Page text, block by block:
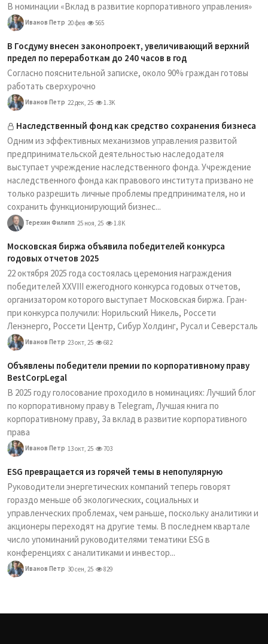
В номинации «Вклад в развитие корпоративного управления»
Иванов Петр 20 фев 565
В Госдуму внесен законопроект, увеличивающий верхний
предел по переработкам до 240 часов в год
Согласно пояснительной записке, около 90% граждан готовы
работать сверхурочно
Иванов Петр 22 дек, 25 1.3K
Наследственный фонд как средство сохранения бизнеса
Одним из эффективных механизмов управления развитой
предпринимательской деятельностью наследодателя
выступает учреждение наследственного фонда. Учреждение
наследственного фонда как правового института призвано не
только разрешить личные проблемы предпринимателя, но и
сохранить функционирующий бизнес...
Терехин Филипп 25 ноя, 25 1.8K
Московская биржа объявила победителей конкурса
годовых отчетов 2025
22 октября 2025 года состоялась церемония награждения
победителей XXVIII ежегодного конкурса годовых отчетов,
организатором которого выступает Московская биржа. Гран-
при конкурса получили: Норильский Никель, Россети
Ленэнерго, Россети Центр, Сибур Холдинг, Русал и Северсталь
Иванов Петр 23 окт, 25 682
Объявлены победители премии по корпоративному праву
BestCorpLegal
В 2025 году голосование проходило в номинациях: Лучший блог
по корпоративному праву в Telegram, Лучшая книга по
корпоративному праву, За вклад в развитие корпоративного
права
Иванов Петр 13 окт, 25 703
ESG превращается из горячей темы в непопулярную
Руководители энергетических компаний теперь говорят
гораздо меньше об экологических, социальных и
управленческих проблемах, чем раньше, поскольку аналитики и
акционеры переходят на другие темы. В последнем квартале
число упоминаний руководителями тематики ESG в
конференциях с аналитиками и инвестор...
Иванов Петр 30 сен, 25 829